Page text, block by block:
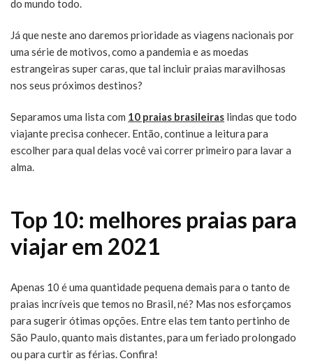
do mundo todo.
Já que neste ano daremos prioridade as viagens nacionais por
uma série de motivos, como a pandemia e as moedas
estrangeiras super caras, que tal incluir praias maravilhosas
nos seus próximos destinos?
Separamos uma lista com 10 praias brasileiras lindas que todo
viajante precisa conhecer. Então, continue a leitura para
escolher para qual delas você vai correr primeiro para lavar a
alma.
Top 10: melhores praias para
viajar em 2021
Apenas 10 é uma quantidade pequena demais para o tanto de
praias incríveis que temos no Brasil, né? Mas nos esforçamos
para sugerir ótimas opções. Entre elas tem tanto pertinho de
São Paulo, quanto mais distantes, para um feriado prolongado
ou para curtir as férias. Confira!